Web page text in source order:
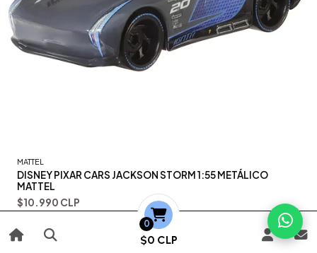
0
$0 CLP
MATTEL
DISNEY PIXAR CARS JACKSON STORM 1:55 METÁLICO
MATTEL
$10.990 CLP
Agregar